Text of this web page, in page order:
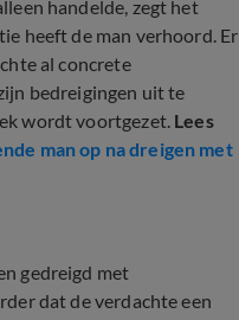
handelde, zegt het
heeft de man verhoord. Er
al concrete
bedreigingen uit te
wordt voortgezet. Lees
man op na dreigen met
gedreigd met
dat de verdachte een